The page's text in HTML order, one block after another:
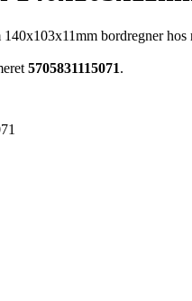
bordregner hos
5705831115071.